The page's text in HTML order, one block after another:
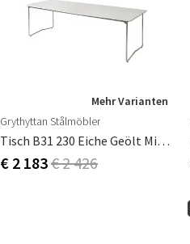
Mehr Varianten
Grythyttan Stålmöbler
Tisch B31 230 Eiche Geölt Mit Feuerverzinktem Fuß
€ 2 183€ 2 426